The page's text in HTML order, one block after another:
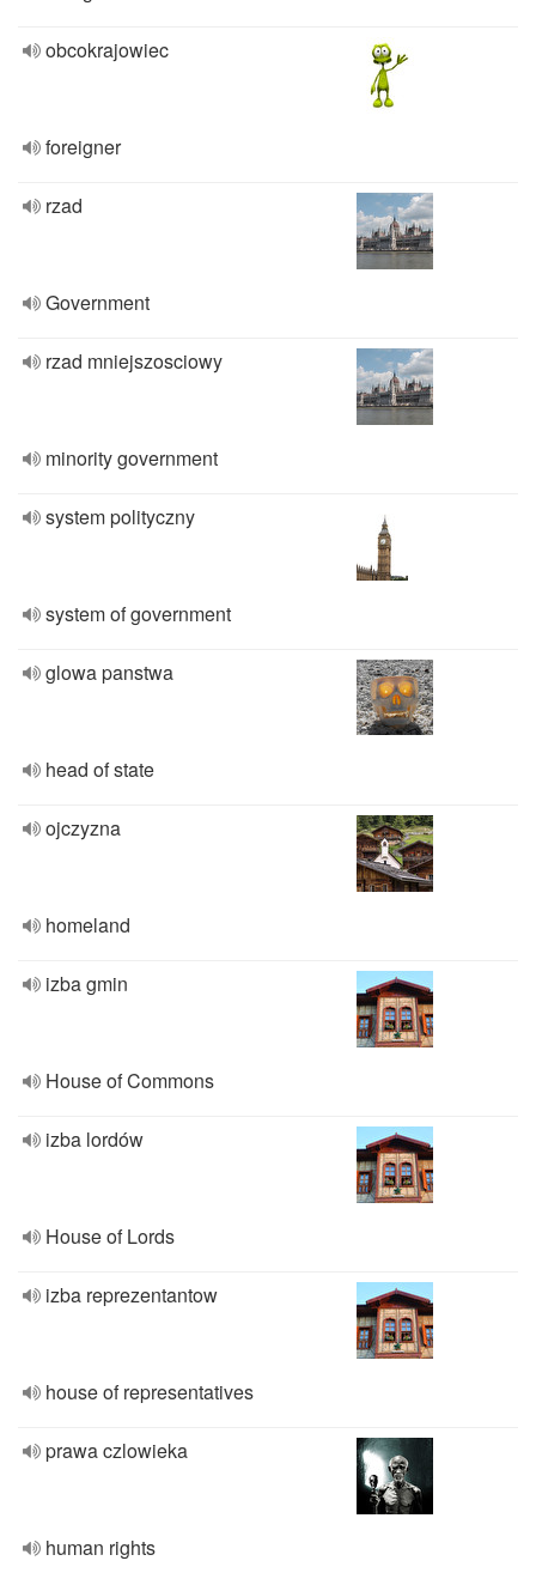
obcokrajowiec
foreigner
rzad
Government
rzad mniejszosciowy
minority government
system polityczny
system of government
glowa panstwa
head of state
ojczyzna
homeland
izba gmin
House of Commons
izba lordów
House of Lords
izba reprezentantow
house of representatives
prawa czlowieka
human rights